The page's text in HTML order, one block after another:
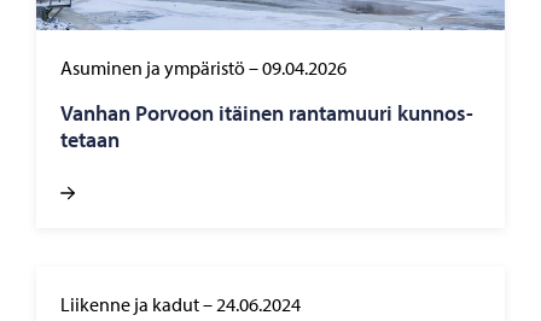
Asuminen ja ympäristö–09.04.2026
Van­han Por­voon itäi­nen ran­ta­muu­ri kun­nos­
te­taan
Liikenne ja kadut– 24.06.2024